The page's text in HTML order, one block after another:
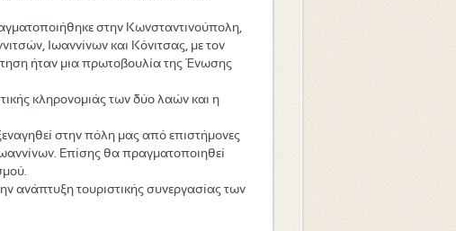
στην Κωνσταντινούπολη,
Ιωαννίνων και Κόνιτσας, με τον
ήταν μια πρωτοβουλία της Ένωσης
κληρονομιάς των δύο λαών και η
στην πόλη μας από επιστήμονες
Επίσης θα πραγματοποιηθεί
ανάπτυξη τουριστικής συνεργασίας των